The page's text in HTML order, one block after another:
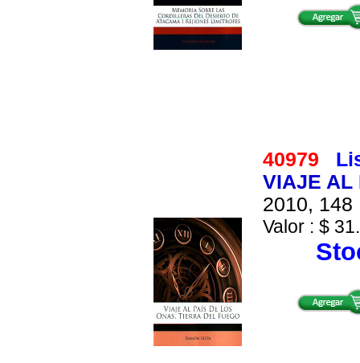
40979
VIAJE AL
2010, 148
Valor : $